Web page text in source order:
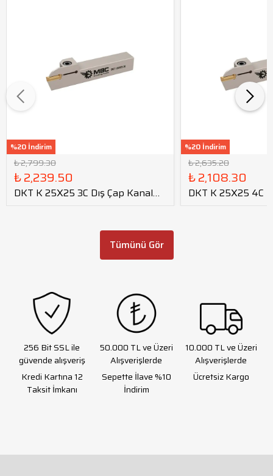
%20 İndirim
₺ 2,799.30
₺ 2,239.50
DKT K 25X25 3C Dış Çap Kanal
%20 İndirim
₺ 2,635.20
₺ 2,108.30
DKT K 25X25 4C
Tümünü Gör
256 Bit SSL ile
güvende alışveriş
Kredi Kartına 12
Taksit İmkanı
50.000 TL ve Üzeri
Alışverişlerde
Sepette İlave %10
İndirim
10.000 TL ve Üzeri
Alışverişlerde
Ücretsiz Kargo